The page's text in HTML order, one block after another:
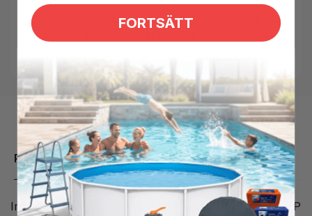
Tags:
coastspas,Impeller
Kategorier:
Produktbeskrivelse
Impeller til pumpe i Coast Spas. Sidder i Executive 3HP
FORTSÄTT